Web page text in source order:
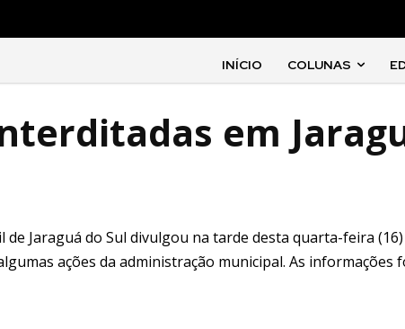
INÍCIO COLUNAS
em
de Jaraguá do Sul divulgou na tarde desta quarta-feira
ações da administração municipal. As informações